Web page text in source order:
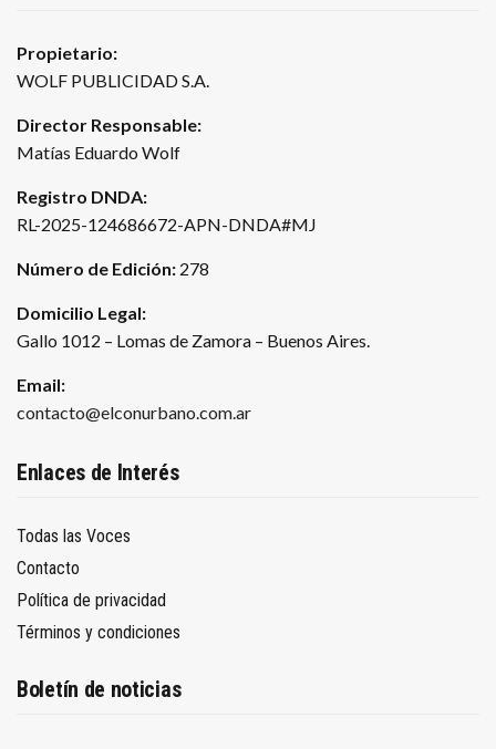
Propietario:
WOLF PUBLICIDAD S.A.
Director Responsable:
Matías Eduardo Wolf
Registro DNDA:
RL-2025-124686672-APN-DNDA#MJ
Número de Edición: 278
Domicilio Legal:
Gallo 1012 – Lomas de Zamora – Buenos Aires.
Email:
contacto@elconurbano.com.ar
Enlaces de Interés
Todas las Voces
Contacto
Política de privacidad
Términos y condiciones
Boletín de noticias